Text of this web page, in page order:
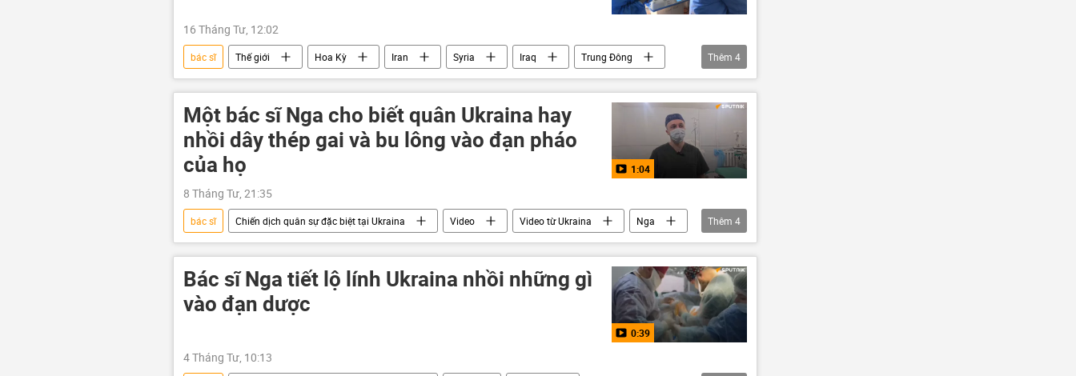
16 Tháng Tư, 12:02
bác sĩ Thế giới Hoa Kỳ Iran Syria Iraq
Trung Đông
Trẻ em
Israel Leo thang căng thẳng giữa Israel và Iran Xung đột Mỹ-Iran
Thêm 4
Một bác sĩ Nga cho biết quân Ukraina hay
nhồi dây thép gai và bu lông vào đạn pháo
của họ
1:04
8 Tháng Tư, 21:35
bác sĩ Chiến dịch quân sự đặc biệt tại Ukraina Video Video từ Ukraina
Nga
Ukraina
xung đột Thế giới Quân sự
Thêm 4
Bác sĩ Nga tiết lộ lính Ukraina nhồi những gì
vào đạn dược
0:39
4 Tháng Tư, 10:13